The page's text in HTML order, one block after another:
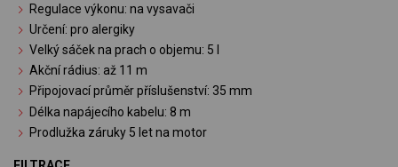
Regulace výkonu: na vysavači
Určení: pro alergiky
Velký sáček na prach o objemu: 5 l
Akční rádius: až 11 m
Připojovací průměr příslušenství: 35 mm
Délka napájecího kabelu: 8 m
Prodlužka záruky 5 let na motor